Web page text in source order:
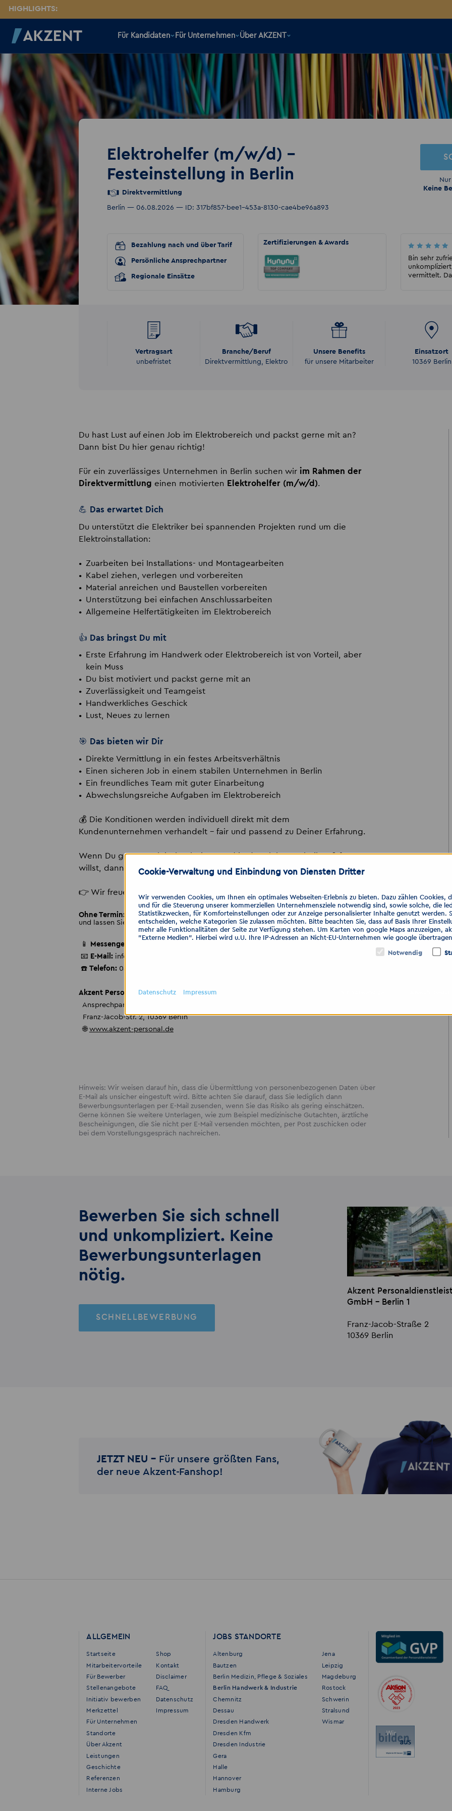
HIGHLIGHTS:
Für Kandidaten Für Unternehmen Über AKZENT
Elektrohelfer (m/w/d) –
Festeinstellung in Berlin
Direktvermittlung
Berlin — 06.08.2026 — ID: 317bf857-bee1-453a-8130-cae4be96a893
Keine
Bezahlung nach und über Tarif
Persönliche Ansprechpartner
Regionale Einsätze
Zertifizierungen & Awards
Kathrin Böhme
Absolut empfehlenswert! Besonders Herrn
Förster möchte ich an dieser Stelle
hervorheben. Dank seiner...
Bin sehr
vermittelt.
Vertragsart
unbefristet
Branche/Beruf
Direktvermittlung, Elektro
Unsere Benefits
für unsere Mitarbeiter
Einsatzort
10369 Berlin
Du hast Lust auf einen Job im Elektrobereich und packst gerne mit an?
Dann bist Du hier genau richtig!
Für ein zuverlässiges Unternehmen in Berlin suchen wir im Rahmen der
Direktvermittlung einen motivierten Elektrohelfer (m/w/d).
💪 Das erwartet Dich
Du unterstützt die Elektriker bei spannenden Projekten rund um die
Elektroinstallation:
Zuarbeiten bei Installations- und Montagearbeiten
Kabel ziehen, verlegen und vorbereiten
Material anreichen und Baustellen vorbereiten
Unterstützung bei einfachen Anschlussarbeiten
Allgemeine Helfertätigkeiten im Elektrobereich
👍 Das bringst Du mit
Erste Erfahrung im Handwerk oder Elektrobereich ist von Vorteil, aber
kein Muss
Du bist motiviert und packst gerne mit an
Zuverlässigkeit und Teamgeist
Handwerkliches Geschick
Lust, Neues zu lernen
🎯 Das bieten wir Dir
Direkte Vermittlung in ein festes Arbeitsverhältnis
Einen sicheren Job in einem stabilen Unternehmen in Berlin
Ein freundliches Team mit guter Einarbeitung
Abwechslungsreiche Aufgaben im Elektrobereich
💰 Die Konditionen werden individuell direkt mit dem
Kundenunternehmen verhandelt – fair und passend zu Deiner Erfahrung.
Wenn Du gerne praktisch arbeitest und in der Elektrotechnik Fuß fassen
willst, dann melde Dich bei uns!
👉 Wir freuen uns auf Deine Bewerbung!
Ohne Termin: Jeden Dienstag von 09:00 bis 15:00 Uhr– kommen Sie entspannt vorbei
und lassen Sie uns über Ihre beruflichen Möglichkeiten sprechen.
📱 Messenger:
📧 E-Mail:info-berlin1
☎️ Telefon:030 28399110
Akzent Personaldienstleistungen Mitte GmbH
Ansprechpartnerin: Katja Straube
Franz-Jacob-Str. 2, 10369 Berlin
🌐www.akzent-personal.de
Hinweis: Wir weisen darauf hin, dass die Übermittlung von personenbezogenen Daten über
E-Mail als unsicher eingestuft wird. Bitte achten Sie darauf, dass Sie lediglich dann
Bewerbungsunterlagen per E-Mail zusenden, wenn Sie das Risiko als gering einschätzen.
Gerne können Sie weitere Unterlagen, wie zum Beispiel medizinische Gutachten, ärztliche
Bescheinigungen, die Sie nicht per E-Mail versenden möchten, per Post zuschicken oder
bei dem Vorstellungsgespräch nachreichen.
Bewerben Sie sich schnell
und unkompliziert. Keine
Bewerbungs­unterlagen
nötig.
SCHNELLBEWERBUNG
Akzent
GmbH - Berlin 1
Franz-Jacob-Straße 2
10369 Berlin
JETZT NEU – Für unsere größten Fans,
der neue Akzent-Fanshop!
ALLGEMEIN
Startseite
Mitarbeitervorteile
Für Bewerber
Stellenangebote
Initiativ bewerben
Merkzettel
Für Unternehmen
Standorte
Über Akzent
Leistungen
Geschichte
Referenzen
Interne Jobs
Shop
Kontakt
Disclaimer
FAQ
Datenschutz
Impressum
JOBS STANDORTE
Altenburg
Bautzen
Berlin Medizin, Pflege & Soziales
Berlin Handwerk & Industrie
Chemnitz
Dessau
Dresden Handwerk
Dresden Kfm
Dresden Industrie
Gera
Halle
Hannover
Hamburg
Jena
Leipzig
Magdeburg
Rostock
Schwerin
Stralsund
Wismar
Cookie-Verwaltung und Einbindung von Diensten Dritter
Wir verwenden Cookies, um Ihnen ein optimales Webseiten-Erlebnis zu bieten. Dazu zählen Cookies,
und für die Steuerung unserer kommerziellen Unternehmensziele notwendig sind, sowie solche, die
Statistikzwecken, für Komforteinstellungen oder zur Anzeige personalisierter Inhalte genutzt werden.
entscheiden, welche Kategorien Sie zulassen möchten. Bitte beachten Sie, dass auf Basis Ihrer
mehr alle Funktionalitäten der Seite zur Verfügung stehen. Um Karten von google Maps anzuzeigen,
"Externe Medien". Hierbei wird u.U. Ihre IP-Adressen an Nicht-EU-Unternehmen wie google
Notwendig
Datenschutz Impressum